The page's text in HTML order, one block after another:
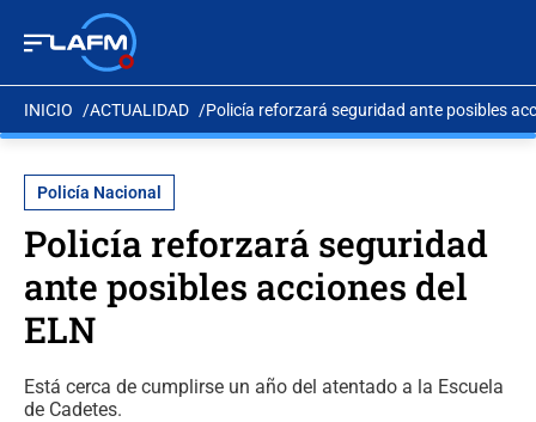
INICIO ACTUALIDAD Policía reforzará seguridad ante posibles
Policía Nacional
Policía reforzará seguridad
ante posibles acciones del
ELN
Está cerca de cumplirse un año del atentado a la Escuela
de Cadetes.